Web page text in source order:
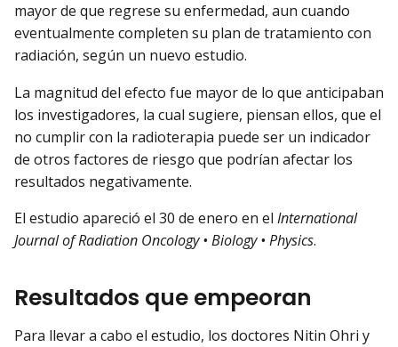
mayor de que regrese su enfermedad, aun cuando
eventualmente completen su plan de tratamiento con
radiación, según un nuevo estudio.
La magnitud del efecto fue mayor de lo que anticipaban
los investigadores, la cual sugiere, piensan ellos, que el
no cumplir con la radioterapia puede ser un indicador
de otros factores de riesgo que podrían afectar los
resultados negativamente.
El estudio apareció el 30 de enero en el International
Journal of Radiation Oncology • Biology • Physics.
Resultados que empeoran
Para llevar a cabo el estudio, los doctores Nitin Ohri y